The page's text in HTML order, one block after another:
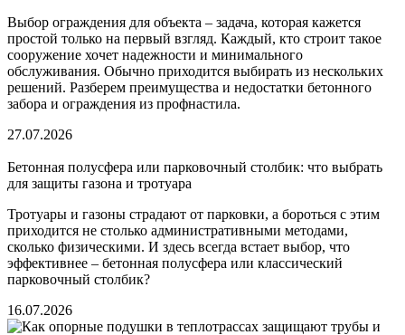
Выбор ограждения для объекта – задача, которая кажется
простой только на первый взгляд. Каждый, кто строит такое
сооружение хочет надежности и минимального
обслуживания. Обычно приходится выбирать из нескольких
решений. Разберем преимущества и недостатки бетонного
забора и ограждения из профнастила.
27.07.2026
Бетонная полусфера или парковочный столбик: что выбрать
для защиты газона и тротуара
Тротуары и газоны страдают от парковки, а бороться с этим
приходится не столько административными методами,
сколько физическими. И здесь всегда встает выбор, что
эффективнее – бетонная полусфера или классический
парковочный столбик?
16.07.2026